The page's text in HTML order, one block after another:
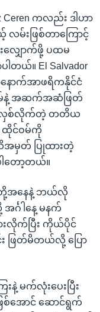
Ceren ကလည်း ဒါဟာ
လမ်းဖြစ်တာကြောင့်
လျှောက်ဖို့ ပထမ
တယ်။ El Salvador
နောက်အာဖရိကနိုင်ငံ
ဝမ်နဲ့ အဆက်အဆံဖြတ်
င့်လှစ်လိုက်တဲ့ တတိယ
ထိုင်ဝမ်ကို
အမှတ် ပြုထားတဲ့
ါတော့တယ်။
တို့အနေနဲ့ ဘယ်လို
င်္ဂါနေ့ မနက်
ားလိုက်ပြီး ကိုယ်ပိုင်
ဖြတ်မိတယ်လို့ ပြော
းနဲ့ မက်လုံးပေးပြီး
အောင် ဆောင်ရွက်